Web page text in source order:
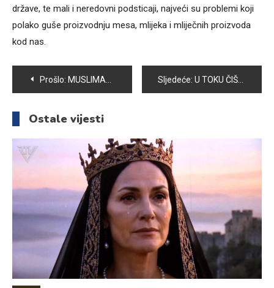
države, te mali i neredovni podsticaji, najveći su problemi koji
polako guše proizvodnju mesa, mlijeka i mliječnih proizvoda
kod nas.
Navigacija
članaka
Prošlo: MUSLIMANI IBADETIMA I POSTOM SE PRIPREMAJU ZA PREDSTOJEĆI KURBAN BAJRAM Sljedeće: U TOKU ČIŠĆENJE I SANACIJA LOKALNOG VODOVODA BLAGOVAC
Ostale vijesti